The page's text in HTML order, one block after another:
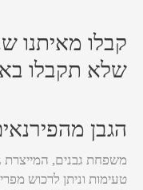
קבלו מאיתנו
שלא תקבלו
הגבן
משפחת גבנים, המייצרת
טעימות וניתן לרכוש